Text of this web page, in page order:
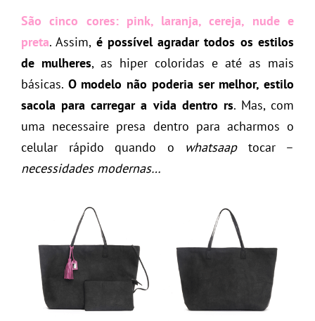
São cinco cores: pink, laranja, cereja, nude e
preta. Assim, é possível agradar todos os estilos
de mulheres, as hiper coloridas e até as mais
básicas. O modelo não poderia ser melhor, estilo
sacola para carregar a vida dentro rs. Mas, com
uma necessaire presa dentro para acharmos o
celular rápido quando o whatsaaptocar –
necessidades modernas…